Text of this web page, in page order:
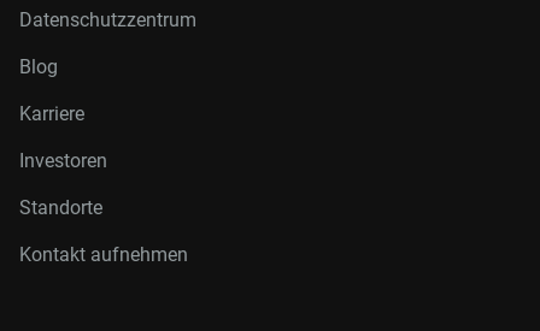
Datenschutzzentrum
Blog
Karriere
Investoren
Standorte
Kontakt aufnehmen